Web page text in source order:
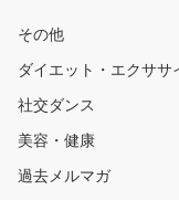
その他
ダイエット・エクササ
社交ダンス
美容・健康
過去メルマガ